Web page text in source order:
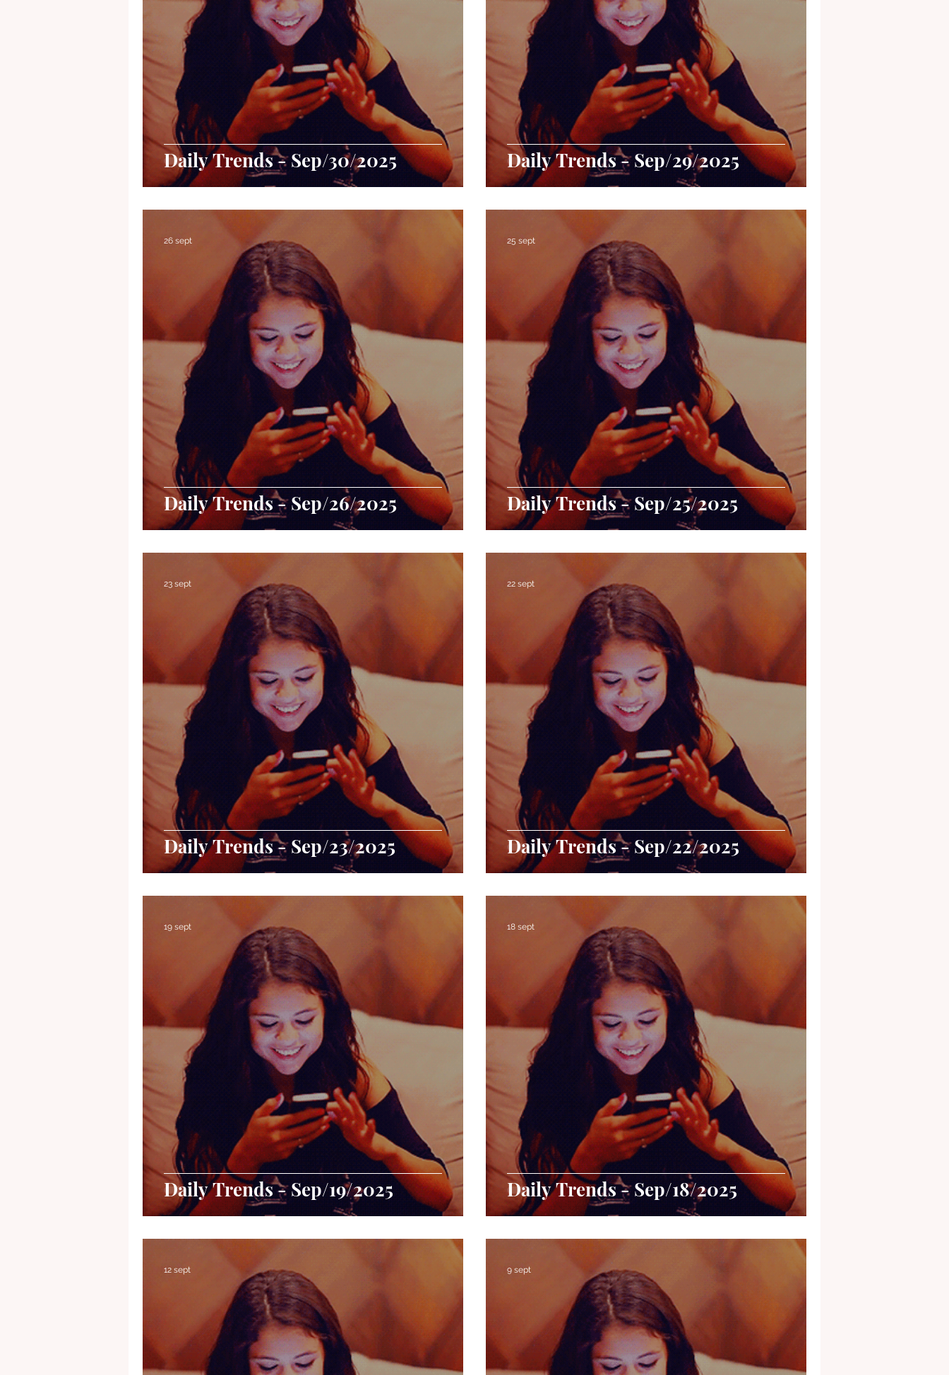
Daily Trends - Sep/30/2025 Daily Trends - Sep/29/2025
Daily Trends - Sep/26/2025
26 sept
Daily Trends - Sep/25/2025
25 sept
Daily Trends - Sep/23/2025
23 sept
Daily Trends - Sep/22/2025
22 sept
Daily Trends - Sep/19/2025
19 sept
Daily Trends - Sep/18/2025
18 sept
12 sept 9 sept